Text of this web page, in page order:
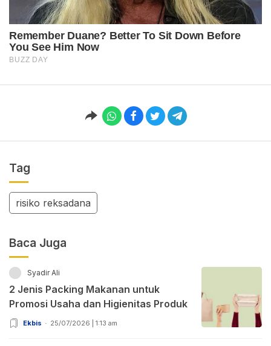
Tag
risiko reksadana
Baca Juga
Syadir Ali
2 Jenis Packing Makanan untuk
Promosi Usaha dan Higienitas Produk
Ekbis 25/07/2026 | 1:13 am